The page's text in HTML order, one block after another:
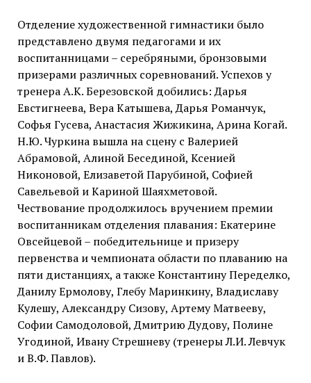
Отделение художественной гимнастики было
представлено двумя педагогами и их
воспитанницами – серебряными, бронзовыми
призерами различных соревнований. Успехов у
тренера А.К. Березовской добились: Дарья
Евстигнеева, Вера Катышева, Дарья Романчук,
Софья Гусева, Анастасия Жижикина, Арина Когай.
Н.Ю. Чуркина вышла на сцену с Валерией
Абрамовой, Алиной Бесединой, Ксенией
Никоновой, Елизаветой Парубиной, Софией
Савельевой и Кариной Шаяхметовой.
Чествование продолжилось вручением премии
воспитанникам отделения плавания: Екатерине
Овсейцевой – победительнице и призеру
первенства и чемпионата области по плаванию на
пяти дистанциях, а также Константину Переделко,
Данилу Ермолову, Глебу Маринкину, Владиславу
Кулешу, Александру Сизову, Артему Матвееву,
Софии Самодоловой, Дмитрию Дудову, Полине
Угодиной, Ивану Стрешневу (тренеры Л.И. Левчук
и В.Ф. Павлов).